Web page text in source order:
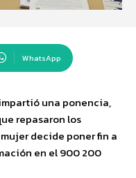
WhatsApp
una ponencia,
repasaron los
decide poner fin a
en el 900 200